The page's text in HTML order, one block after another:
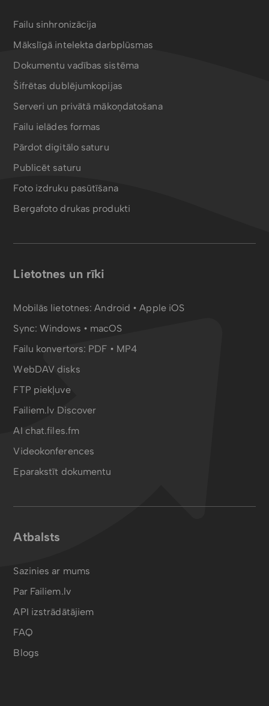
Failu sinhronizācija
Mākslīgā intelekta darbplūsmas
Dokumentu vadības sistēma
Šifrētas dublējumkopijas
Serveri un privātā mākoņdatošana
Failu ielādes formas
Pārdot digitālo saturu
Publicēt saturu
Foto izdruku pasūtīšana
Bergafoto drukas produkti
Lietotnes un rīki
Mobilās lietotnes:Android •Apple iOS
Sync:Windows • macOS
Failu konvertors: PDF • MP4
WebDAV disks
FTP piekļuve
Failiem.lv Discover
AI chat.files.fm
Videokonferences
Eparakstīt dokumentu
Atbalsts
Sazinies ar mums
Par Failiem.lv
API izstrādātājiem
FAQ
Blogs